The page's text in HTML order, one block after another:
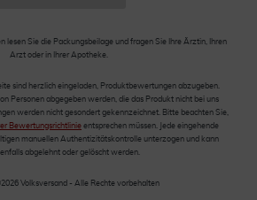
lesen Sie die Packungsbeilage und fragen Sie Ihre Ärztin, Ihren
Arzt oder in Ihrer Apotheke.
sind herzlich eingeladen, Produktbewertungen abzugeben.
Personen abgegeben werden, die das Produkt nicht bei uns
werden nicht gesondert gekennzeichnet. Bitte beachten Sie,
Bewertungsrichtlinie entsprechen müssen. Jede eingehende
manuellen Authentizitätskontrolle unterzogen und kann
abgelehnt oder gelöscht werden.
Volksversand - Alle Rechte vorbehalten